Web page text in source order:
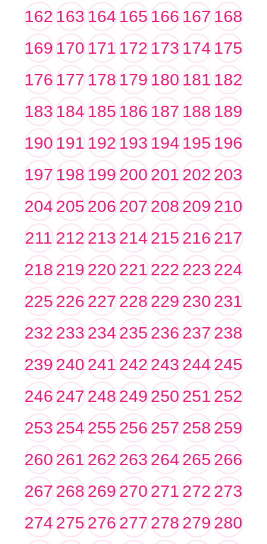
162163164165166167168
169170171172173174175
176177178179180181182
183184185186187188189
190191192193194195196
197198199200201202203
204205206207208209210
211212213214215216217
218219220221222223224
225226227228229230231
232233234235236237238
239240241242243244245
246247248249250251252
253254255256257258259
260261262263264265266
267268269270271272273
274275276277278279280